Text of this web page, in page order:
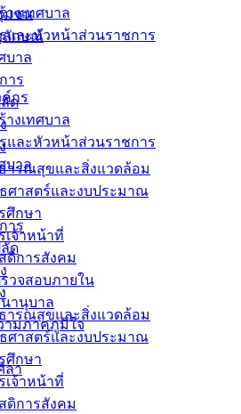
างเทศบาล
และหัวหน้าส่วนราชการ
บาล
าร
ด
ารณสุขและสิ่งแวดล้อม
ศาสตร์และงบประมาณ
ศึกษา
เจ้าหน้าที่
ดิการสังคม
วจสอบภายใน
านุบาล
ามภาคภูมิใจ
ลา
มชน
ลักษณ์
ค์กร
างเทศบาล
และหัวหน้าส่วนราชการ
บาล
าร
ด
ารณสุขและสิ่งแวดล้อม
ศาสตร์และงบประมาณ
ศึกษา
เจ้าหน้าที่
ดิการสังคม